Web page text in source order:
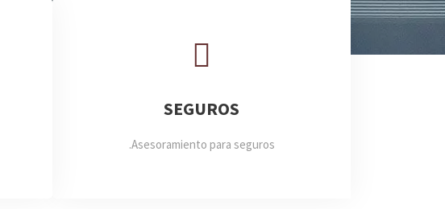
SEGUROS
Asesoramiento para seguros.